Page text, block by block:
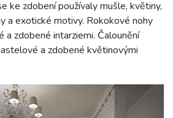
ke zdobení používaly mušle, květiny,
a exotické motivy. Rokokové nohy
a zdobené intarziemi. Čalounění
a zdobené květinovými